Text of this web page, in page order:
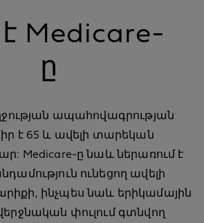
է Medicare-
ը
ապահովագրության
է 65 և ավելի տարեկան
Medicare-ը նաև ներառում է
ունեցող ավելի
ինչպես նաև երիկամային
փուլում գտնվող